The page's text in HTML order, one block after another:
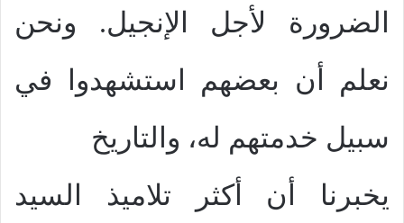
الضرورة لأجل الإنجيل. ونحن
نعلم أن بعضهم استشهدوا في
سبيل خدمتهم له، والتاريخ
يخبرنا أن أكثر تلاميذ السيد